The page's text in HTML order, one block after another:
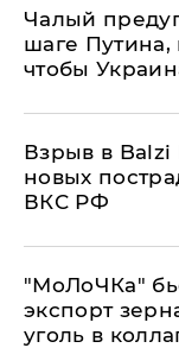
Чалый
шаге Путина,
чтобы
Взрыв в Balzi
новых
ВКС РФ
​"МоЛоЧКа"
экспорт
уголь в